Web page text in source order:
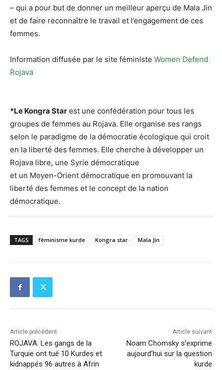
– qui a pour but de donner un meilleur aperçu de Mala Jin
et de faire reconnaître le travail et l’engagement de ces
femmes.
Information diffusée par le site féministe Women Defend
Rojava
*Le Kongra Star est une confédération pour tous les
groupes de femmes au Rojava. Elle organise ses rangs
selon le paradigme de la démocratie écologique qui croit
en la liberté des femmes. Elle cherche à développer un
Rojava libre, une Syrie démocratique
et un Moyen-Orient démocratique en promouvant la
liberté des femmes et le concept de la nation
démocratique.
TAGS féminisme kurde Kongra star Mala Jin
Article précédent
ROJAVA. Les gangs de la
Turquie ont tué 10 Kurdes et
kidnappés 96 autres à Afrin
Article suivant
Noam Chomsky s’exprime
aujourd’hui sur la question
kurde